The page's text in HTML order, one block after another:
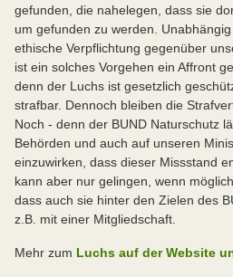
gefunden, die nahelegen, dass sie
um gefunden zu werden.
ethische Verpflichtung gegenüber
ist ein solches Vorgehen ein Affront
denn der Luchs ist gesetzlich
strafbar. Dennoch bleiben die
Noch - denn der BUND Naturschutz
Behörden und auch auf unseren
einzuwirken, dass dieser Missstand
kann aber nur gelingen, wenn
dass auch sie hinter den Zielen des
z.B. mit einer Mitgliedschaft.
Mehr zum Luchs auf der Website